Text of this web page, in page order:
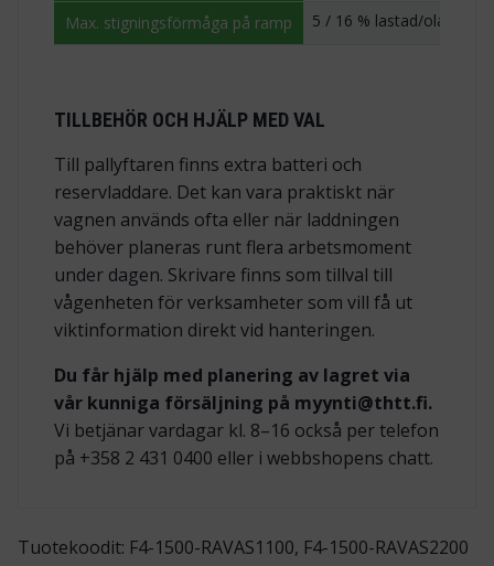
Max. stigningsförmåga på ramp 5 / 16 % lastad/olastad
TILLBEHÖR OCH HJÄLP MED VAL
Till pallyftaren finns extra batteri och
reservladdare. Det kan vara praktiskt när
vagnen används ofta eller när laddningen
behöver planeras runt flera arbetsmoment
under dagen. Skrivare finns som tillval till
vågenheten för verksamheter som vill få ut
viktinformation direkt vid hanteringen.
Du får hjälp med planering av lagret via
vår kunniga försäljning på myynti@thtt.fi.
Vi betjänar vardagar kl. 8–16 också per telefon
på +358 2 431 0400 eller i webbshopens chatt.
Tuotekoodit: F4-1500-RAVAS1100, F4-1500-RAVAS2200